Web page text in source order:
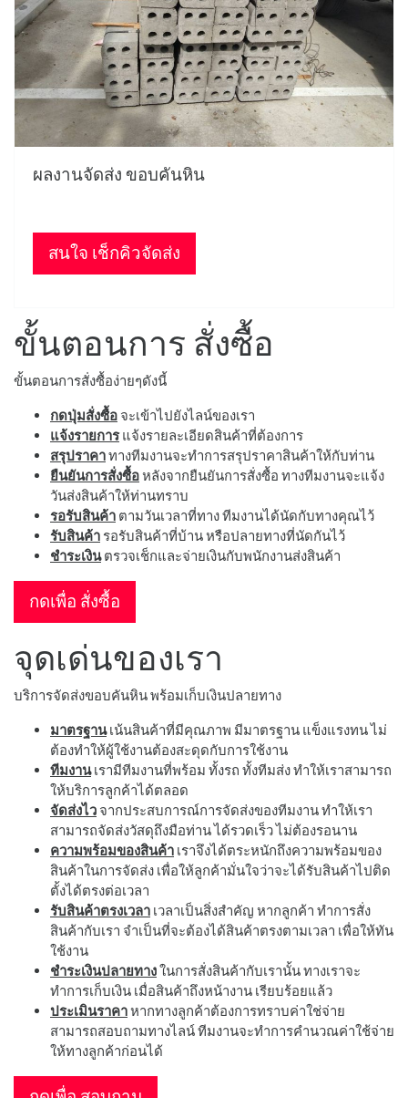
ผลงานจัดส่ง ขอบคันหิน
สนใจ เช็กคิวจัดส่ง
ขั้นตอนการ สั่งซื้อ
ขั้นตอนการสั่งซื้อง่ายๆดังนี้
กดปุ่มสั่งซื้อ จะเข้าไปยังไลน์ของเรา
แจ้งรายการแจ้งรายละเอียดสินค้าที่ต้องการ
สรุปราคาทางทีมงานจะทำการสรุปราคาสินค้าให้กับท่าน
ยืนยันการสั่งซื้อหลังจากยืนยันการสั่งซื้อ ทางทีมงานจะแจ้ง
วันส่งสินค้าให้ท่านทราบ
รอรับสินค้า ตามวันเวลาที่ทาง ทีมงานได้นัดกับทางคุณไว้
รับสินค้า รอรับสินค้าที่บ้าน หรือปลายทางที่นัดกันไว้
ชำระเงินตรวจเช็กและจ่ายเงินกับพนักงานส่งสินค้า
กดเพื่อ สั่งซื้อ
จุดเด่นของเรา
บริการจัดส่งขอบคันหิน พร้อมเก็บเงินปลายทาง
มาตรฐานเน้นสินค้าที่มีคุณภาพ มีมาตรฐาน แข็งแรงทน ไม่
ต้องทำให้ผู้ใช้งานต้องสะดุดกับการใช้งาน
ทีมงานเรามีทีมงานที่พร้อม ทั้งรถ ทั้งทีมส่ง ทำให้เราสามารถ
ให้บริการลูกค้าได้ตลอด
จัดส่งไว จากประสบการณ์การจัดส่งของทีมงาน ทำให้เรา
สามารถจัดส่งวัสดุถึงมือท่าน ได้รวดเร็ว ไม่ต้องรอนาน
ความพร้อมของสินค้า เราจึงได้ตระหนักถึงความพร้อมของ
สินค้าในการจัดส่ง เพื่อให้ลูกค้ามั่นใจว่าจะได้รับสินค้าไปติด
ตั้งได้ตรงต่อเวลา
รับสินค้าตรงเวลา เวลาเป็นสิ่งสำคัญ หากลูกค้า ทำการสั่ง
สินค้ากับเรา จำเป็นที่จะต้องได้สินค้าตรงตามเวลา เพื่อให้ทัน
ใช้งาน
ชำระเงินปลายทางในการสั่งสินค้ากับเรานั้น ทางเราจะ
ทำการเก็บเงิน เมื่อสินค้าถึงหน้างาน เรียบร้อยแล้ว
ประเมินราคาหากทางลูกค้าต้องการทราบค่าใช่จ่าย
สามารถสอบถามทางไลน์ ทีมงานจะทำการคำนวณค่าใช้จ่าย
ให้ทางลูกค้าก่อนได้